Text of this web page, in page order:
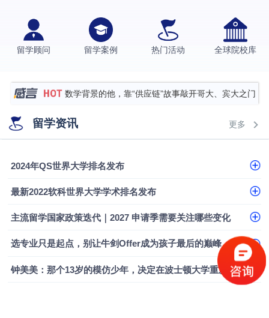
留学顾问 留学案例 热门活动 全球院校库
伯明翰大学数字媒体与创意产业硕士录取案例
西南财经大学投资学背景，成功斩获英国名校多份
硕士录取
数学背景的他，靠“供应链”故事敲开哥大、宾大之门
专科逆袭伦敦大学学院UCL录取案例解析
香港浸会大学伦理与公共事务硕士录取
留学资讯 更多
2024年QS世界大学排名发布
最新2022软科世界大学学术排名发布
主流留学国家政策迭代｜2027 申请季需要关注哪些变化
选专业只是起点，别让牛剑Offer成为孩子最后的巅峰
钟美美：那个13岁的模仿少年，决定在波士顿大学重新定义自己